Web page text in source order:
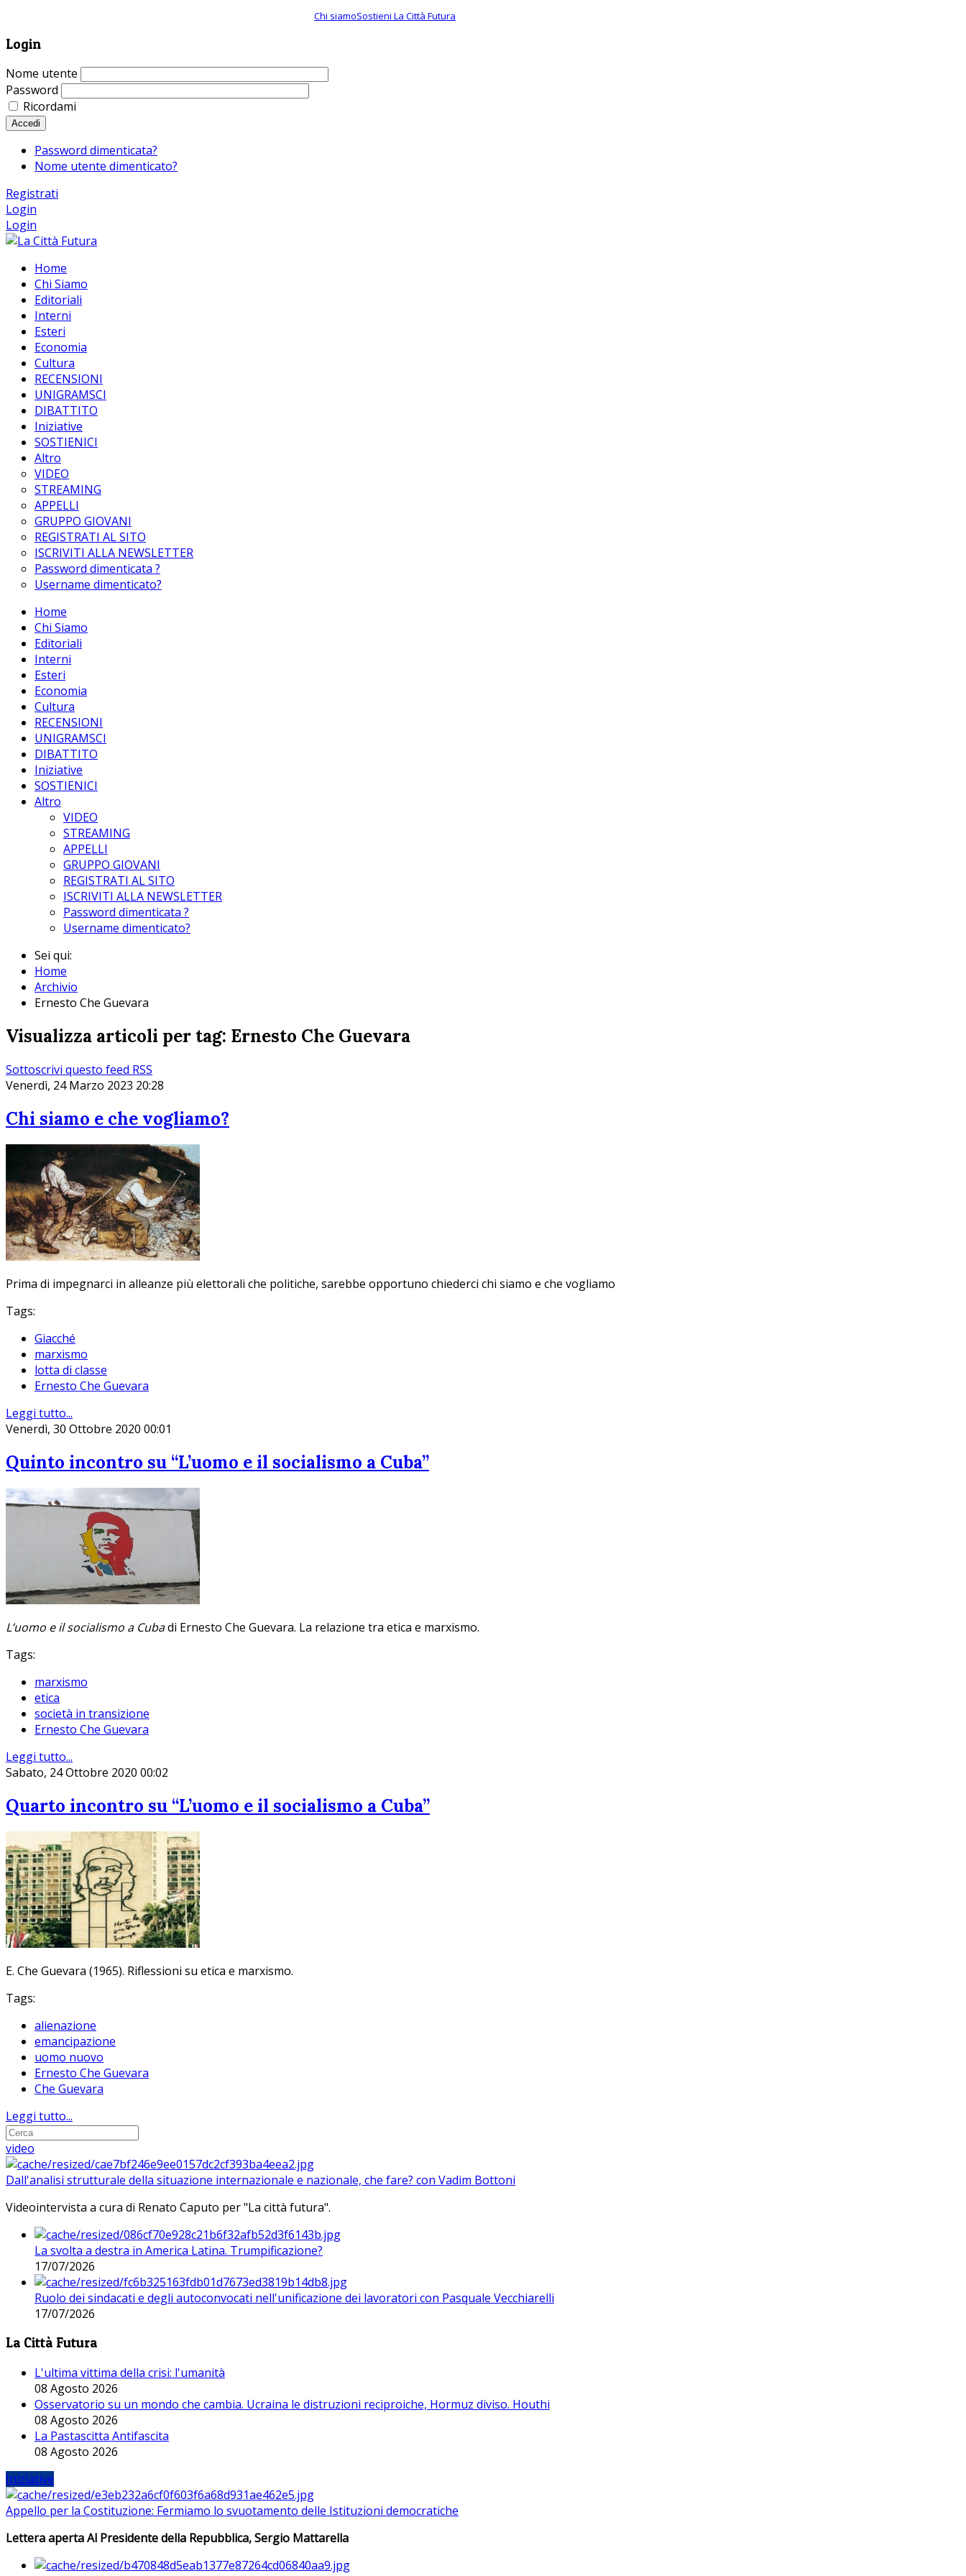
Chi siamoSostieni La Città Futura
Login
Nome utente
Password
Ricordami
Accedi
Password dimenticata?
Nome utente dimenticato?
Registrati
Login
Login
Home
Chi Siamo
Editoriali
Interni
Esteri
Economia
Cultura
RECENSIONI
UNIGRAMSCI
DIBATTITO
Iniziative
SOSTIENICI
Altro
VIDEO
STREAMING
APPELLI
GRUPPO GIOVANI
REGISTRATI AL SITO
ISCRIVITI ALLA NEWSLETTER
Password dimenticata ?
Username dimenticato?
Home
Chi Siamo
Editoriali
Interni
Esteri
Economia
Cultura
RECENSIONI
UNIGRAMSCI
DIBATTITO
Iniziative
SOSTIENICI
Altro
VIDEO
STREAMING
APPELLI
GRUPPO GIOVANI
REGISTRATI AL SITO
ISCRIVITI ALLA NEWSLETTER
Password dimenticata ?
Username dimenticato?
Sei qui:
Home
Archivio
Ernesto Che Guevara
Visualizza articoli per tag: Ernesto Che Guevara
Sottoscrivi questo feed RSS
Venerdì, 24 Marzo 2023 20:28
Chi siamo e che vogliamo?
Prima di impegnarci in alleanze più elettorali che politiche, sarebbe opportuno chiederci chi siamo e che vogliamo
Tags:
Giacché
marxismo
lotta di classe
Ernesto Che Guevara
Leggi tutto...
Venerdì, 30 Ottobre 2020 00:01
Quinto incontro su “L’uomo e il socialismo a Cuba”
L’uomo e il socialismo a Cubadi Ernesto Che Guevara. La relazione tra etica e marxismo.
Tags:
marxismo
etica
società in transizione
Ernesto Che Guevara
Leggi tutto...
Sabato, 24 Ottobre 2020 00:02
Quarto incontro su “L’uomo e il socialismo a Cuba”
E. Che Guevara (1965). Riflessioni su etica e marxismo.
Tags:
alienazione
emancipazione
uomo nuovo
Ernesto Che Guevara
Che Guevara
Leggi tutto...
video
Dall'analisi strutturale della situazione internazionale e nazionale, che fare? con Vadim Bottoni
Videointervista a cura di Renato Caputo per "La città futura".
La svolta a destra in America Latina. Trumpificazione?
17/07/2026
Ruolo dei sindacati e degli autoconvocati nell'unificazione dei lavoratori con Pasquale Vecchiarelli
17/07/2026
La Città Futura
L'ultima vittima della crisi: l'umanità
08 Agosto 2026
Osservatorio su un mondo che cambia. Ucraina le distruzioni reciproiche, Hormuz diviso. Houthi
08 Agosto 2026
La Pastascitta Antifascita
08 Agosto 2026
Iniziative
Appello per la Costituzione: Fermiamo lo svuotamento delle Istituzioni democratiche
Lettera aperta Al Presidente della Repubblica, Sergio Mattarella